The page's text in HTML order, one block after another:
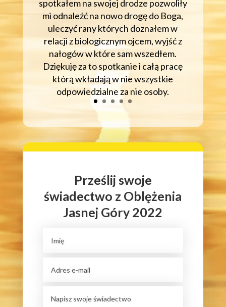
spotkałem na swojej drodze pozwoliły
mi odnaleźć na nowo drogę do Boga,
uleczyć rany których doznałem w
relacji z biologicznym ojcem, wyjść z
nałogów w które sam wszedłem.
Dziękuję za to spotkanie i całą pracę
którą wkładają w nie wszystkie
odpowiedzialne za nie osoby.
Prześlij swoje
świadectwo z Oblężenia
Jasnej Góry 2022